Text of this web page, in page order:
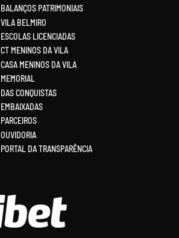
BALANÇOS PATRIMONIAIS
VILA BELMIRO
ESCOLAS LICENCIADAS
CT MENINOS DA VILA
CASA MENINOS DA VILA
MEMORIAL
DAS CONQUISTAS
EMBAIXADAS
PARCEIROS
OUVIDORIA
PORTAL DA TRANSPARÊNCIA